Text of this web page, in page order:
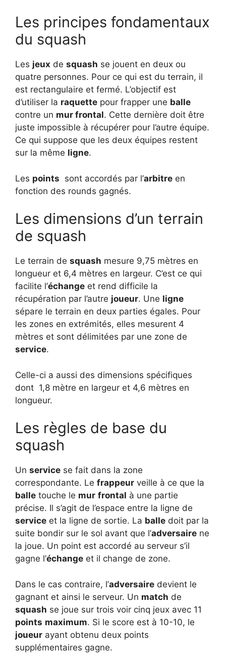
Les principes fondamentaux
du squash
Les jeux de squash se jouent en deux ou
quatre personnes. Pour ce qui est du terrain, il
est rectangulaire et fermé. L’objectif est
d’utiliser la raquette pour frapper une balle
contre un mur frontal. Cette dernière doit être
juste impossible à récupérer pour l’autre équipe.
Ce qui suppose que les deux équipes restent
sur la même ligne.
Les points sont accordés par l’arbitre en
fonction des rounds gagnés.
Les dimensions d’un terrain
de squash
Le terrain de squash mesure 9,75 mètres en
longueur et 6,4 mètres en largeur. C’est ce qui
facilite l’échange et rend difficile la
récupération par l’autre joueur. Une ligne
sépare le terrain en deux parties égales. Pour
les zones en extrémités, elles mesurent 4
mètres et sont délimitées par une zone de
service.
Celle-ci a aussi des dimensions spécifiques
dont 1,8 mètre en largeur et 4,6 mètres en
longueur.
Les règles de base du
squash
Un service se fait dans la zone
correspondante. Le frappeur veille à ce que la
balle touche le mur frontal à une partie
précise. Il s’agit de l’espace entre la ligne de
service et la ligne de sortie. La balle doit par la
suite bondir sur le sol avant que l’adversaire ne
la joue. Un point est accordé au serveur s’il
gagne l’échange et il change de zone.
Dans le cas contraire, l’adversaire devient le
gagnant et ainsi le serveur. Un match de
squash se joue sur trois voir cinq jeux avec 11
points maximum. Si le score est à 10-10, le
joueur ayant obtenu deux points
supplémentaires gagne.